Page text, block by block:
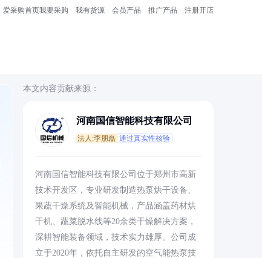
爱采购首页我要采购 我有货源 会员产品 推广产品 注册开店
本文内容贡献来源：
河南国信智能科技有限公司
法人:李朋磊 通过真实性核验
河南国信智能科技有限公司位于郑州市高新
技术开发区，专业研发制造热泵烘干设备、
果蔬干燥系统及智能机械，产品涵盖药材烘
干机、蔬菜脱水线等20余类干燥解决方案，
深耕智能装备领域，技术实力雄厚。公司成
立于2020年，依托自主研发的空气能热泵技